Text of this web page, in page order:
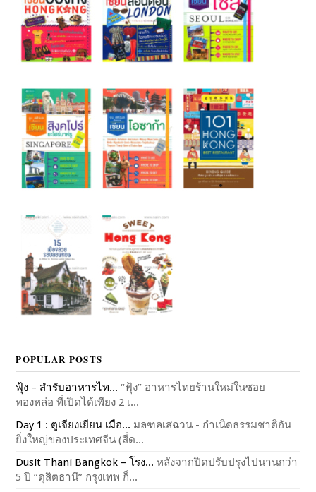
POPULAR POSTS
ฟุ้ง – สำรับอาหารไท... “ฟุ้ง” อาหารไทยร้านใหม่ในซอย
ทองหล่อ ที่เปิดได้เพียง 2 เ...
Day 1 : ตูเจียงเยียน เมือ... มลฑลเสฉวน - กำเนิดธรรมชาติอัน
ยิ่งใหญ่ของประเทศจีน (สี่ด...
Dusit Thani Bangkok – โรง... หลังจากปิดปรับปรุงไปนานกว่า
5 ปี “ดุสิตธานี” กรุงเทพ ก็...